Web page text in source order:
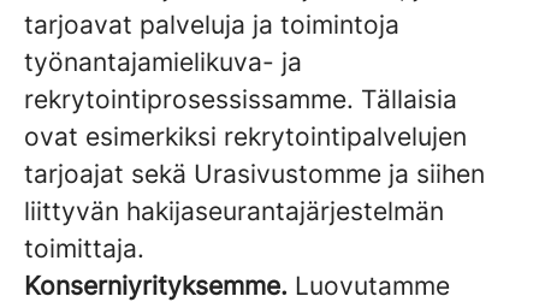
tarjoavat palveluja ja toimintoja
työnantajamielikuva- ja
rekrytointiprosessissamme. Tällaisia
ovat esimerkiksi rekrytointipalvelujen
tarjoajat sekä Urasivustomme ja siihen
liittyvän hakijaseurantajärjestelmän
toimittaja.
Konserniyrityksemme. Luovutamme